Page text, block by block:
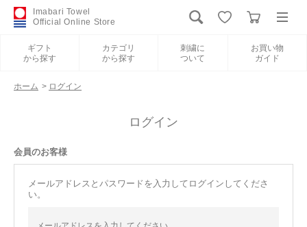
Imabari Towel
Official Online Store
ギフト
から探す
カテゴリ
から探す
刺繍に
ついて
お買い物
ガイド
新規会員登録
カテゴリから探す
刺繍について
ホーム > ログイン
ログイン
会員のお客様
メールアドレスとパスワードを入力してログインしてくださ
い。